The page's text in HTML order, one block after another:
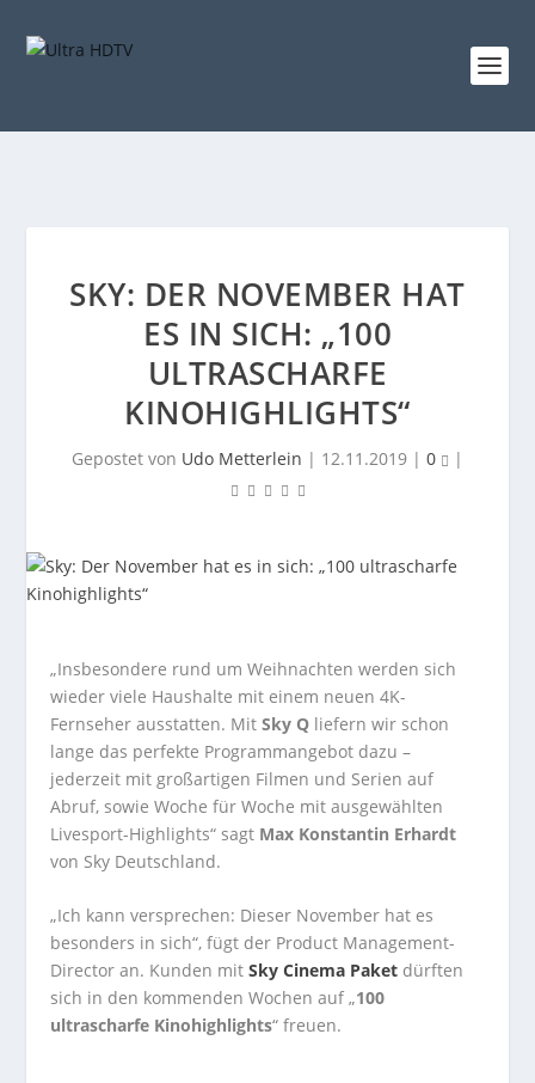
SKY: DER NOVEMBER HAT
ES IN SICH: „100
ULTRASCHARFE
KINOHIGHLIGHTS“
Gepostet von Udo Metterlein | 12.11.2019 | 0 |
„Insbesondere rund um Weihnachten werden sich
wieder viele Haushalte mit einem neuen 4K-
Fernseher ausstatten. MitSky Q liefern wir schon
lange das perfekte Programmangebot dazu –
jederzeit mit großartigen Filmen und Serien auf
Abruf, sowie Woche für Woche mit ausgewählten
Livesport-Highlights“ sagt Max Konstantin Erhardt
von Sky Deutschland.
„Ich kann versprechen: Dieser November hat es
besonders in sich“, fügt der Product Management-
Director an. Kunden mitSky Cinema Paket dürften
sich in den kommenden Wochen auf „100
ultrascharfe Kinohighlights“ freuen.